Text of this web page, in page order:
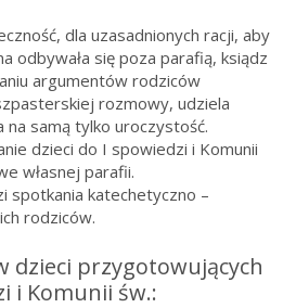
dla uzasadnionych racji, aby
odbywała się poza parafią, ksiądz
argumentów rodziców
rozmowy, udziela
samą tylko uroczystość.
dzieci do I spowiedzi i Komunii
własnej parafii.
spotkania katechetyczno –
rodziców.
dzieci przygotowujących
i Komunii św.: